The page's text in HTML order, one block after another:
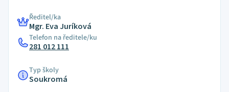
Ředitel/ka
Mgr. Eva Juríková
Telefon na ředitele/ku
281 012 111
Typ školy
Soukromá